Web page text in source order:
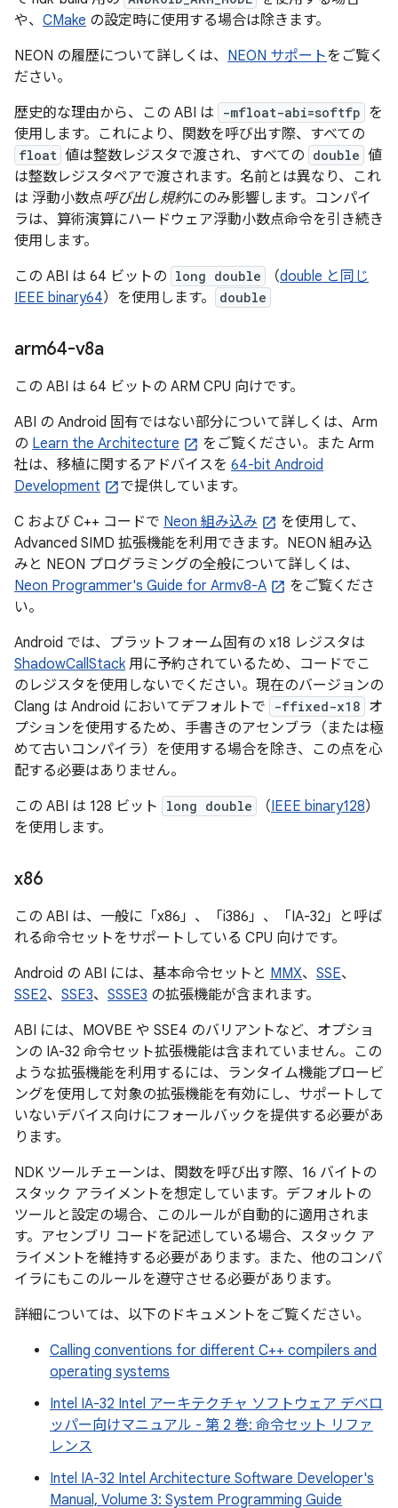
や、 CMake の設定時に使用する場合は除きます。
NEON の履歴について詳しくは、 NEON サポートをご覧く
ださい。
歴史的な理由から、この ABI は
-mfloat-abi=softfp を
使用します。これにより、関数を呼び出す際、すべての
float 値は整数レジスタで渡され、すべての double 値
は整数レジスタペアで渡されます。名前とは異なり、これ
は 浮動小数点呼び出し規約にのみ影響します。コンパイ
ラは、算術演算にハードウェア浮動小数点命令を引き続き
使用します。
この ABI は 64 ビットの long double （double と同じ
IEEE binary64）を使用します。 double
arm64-v8a
この ABI は 64 ビットの ARM CPU 向けです。
ABI の Android 固有ではない部分について詳しくは、Arm
の Learn the Architecture
をご覧ください。また Arm
社は、移植に関するアドバイスを 64-bit Android
Development
で提供しています。
C および C++ コードで Neon 組み込み
を使用して、
Advanced SIMD 拡張機能を利用できます。NEON 組み込
みと NEON プログラミングの全般について詳しくは、
Neon Programmer's Guide for Armv8-A
をご覧くださ
い。
Android では、プラットフォーム固有の x18 レジスタは
ShadowCallStack用に予約されているため、コードでこ
のレジスタを使用しないでください。現在のバージョンの
Clang は Android においてデフォルトで
-ffixed-x18 オ
プションを使用するため、手書きのアセンブラ（または極
めて古いコンパイラ）を使用する場合を除き、この点を心
配する必要はありません。
この ABI は 128 ビット
long double （IEEE binary128）
を使用します。
x86
この ABI は、一般に「x86」、「i386」、「IA-32」と呼ば
れる命令セットをサポートしている CPU 向けです。
Android の ABI には、基本命令セットと MMX、 SSE、
SSE2、 SSE3、 SSSE3 の拡張機能が含まれます。
ABI には、MOVBE や SSE4 のバリアントなど、オプショ
ンの IA-32 命令セット拡張機能は含まれていません。この
ような拡張機能を利用するには、ランタイム機能プロービ
ングを使用して対象の拡張機能を有効にし、サポートして
いないデバイス向けにフォールバックを提供する必要があ
ります。
NDK ツールチェーンは、関数を呼び出す際、16 バイトの
スタック アライメントを想定しています。デフォルトの
ツールと設定の場合、このルールが自動的に適用されま
す。アセンブリ コードを記述している場合、スタック ア
ライメントを維持する必要があります。また、他のコンパ
イラにもこのルールを遵守させる必要があります。
詳細については、以下のドキュメントをご覧ください。
Calling conventions for different C++ compilers and
operating systems
Intel IA-32 Intel アーキテクチャ ソフトウェア デベロ
ッパー向けマニュアル - 第 2 巻: 命令セット リファ
レンス
Intel IA-32 Intel Architecture Software Developer's
Manual, Volume 3: System Programming Guide